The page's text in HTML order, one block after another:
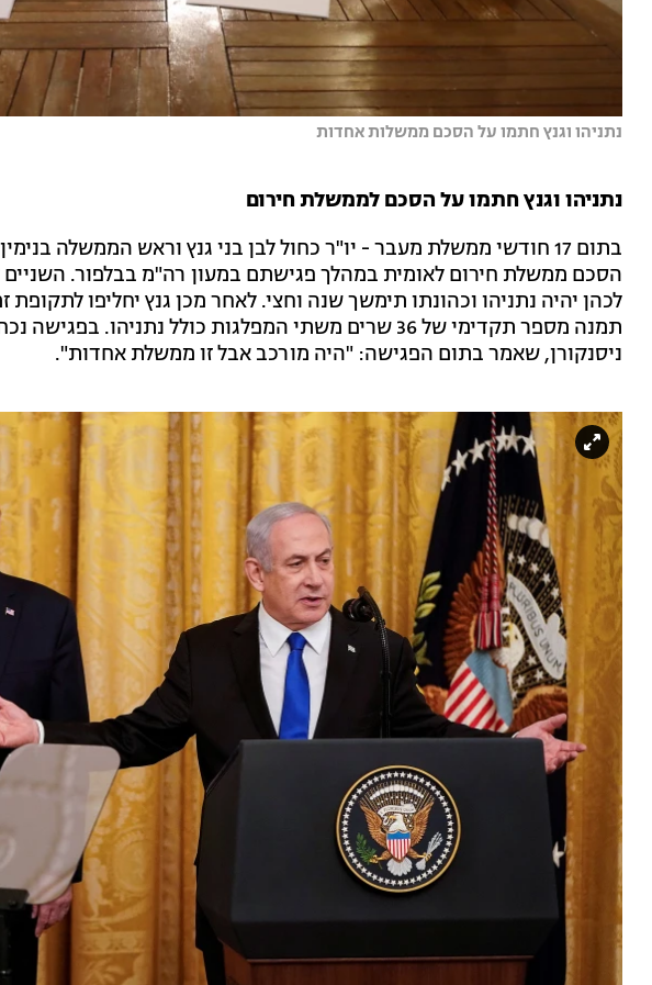
נתניהו וגנץ חתמו על הסכם ממשלות אחדות
נתניהו וגנץ חתמו על הסכם לממשלת חירום
בתום 17 חודשי ממשלת מעבר - יו"ר כחול לבן בני גנץ וראש הממשלה
הסכם ממשלת חירום לאומית במהלך פגישתם במעון רה"מ בבלפור.
לכהן יהיה נתניהו וכהונתו תימשך שנה וחצי. לאחר מכן גנץ יחליפו
תמנה מספר תקדימי של 36 שרים משתי המפלגות כולל נתניהו.
ניסנקורן, שאמר בתום הפגישה: "היה מורכב אבל זו ממשלת אחדות".